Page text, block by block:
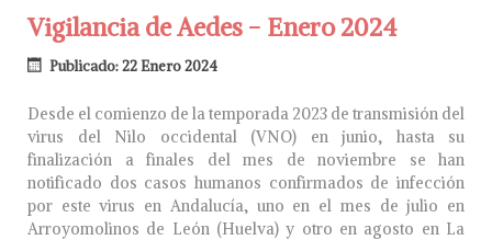
Vigilancia de Aedes - Enero 2024
Publicado: 22 Enero 2024
Desde el comienzo de la temporada 2023 de transmisión del
virus del Nilo occidental (VNO) en junio, hasta su
finalización a finales del mes de noviembre se han
notificado dos casos humanos confirmados de infección
por este virus en Andalucía, uno en el mes de julio en
Arroyomolinos de León (Huelva) y otro en agosto en La